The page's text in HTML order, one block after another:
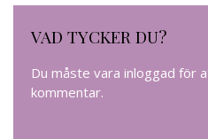
VAD TYCKER DU?
Du måste vara inloggad för
kommentar.